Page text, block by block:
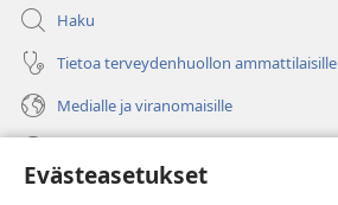
Evästeasetukset
Haku
Tietoa terveydenhuollon ammattilaisille
Medialle ja viranomaisille